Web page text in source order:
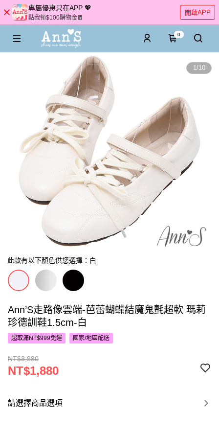
專屬優惠只在APP 💖
點我領$100購物金🧧
開啟APP
0
1/10
此款有以下顏色供您選擇：白
Ann’S走路像雲端-芭蕾蝴蝶結魔鬼氈超軟 瑪莉
珍德訓鞋1.5cm-白
超取滿NT$999免運 國家/地區配送
NT$3,980
NT$1,880
請選擇商品選項